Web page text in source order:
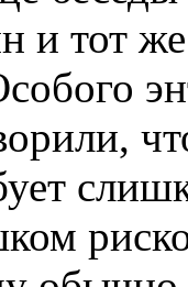
и тот